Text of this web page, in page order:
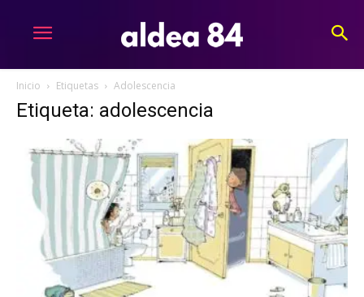
Inicio Etiquetas Adolescencia
Etiqueta: adolescencia